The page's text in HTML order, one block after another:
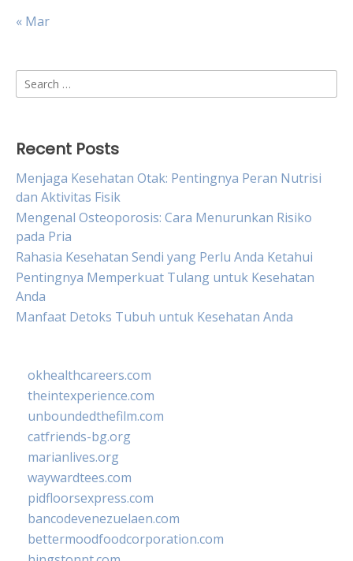
« Mar
Search
for:
Recent Posts
Menjaga Kesehatan Otak: Pentingnya Peran Nutrisi
dan Aktivitas Fisik
Mengenal Osteoporosis: Cara Menurunkan Risiko
pada Pria
Rahasia Kesehatan Sendi yang Perlu Anda Ketahui
Pentingnya Memperkuat Tulang untuk Kesehatan
Anda
Manfaat Detoks Tubuh untuk Kesehatan Anda
okhealthcareers.com
theintexperience.com
unboundedthefilm.com
catfriends-bg.org
marianlives.org
waywardtees.com
pidfloorsexpress.com
bancodevenezuelaen.com
bettermoodfoodcorporation.com